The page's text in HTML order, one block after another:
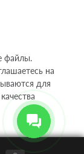
файлы.
на
для